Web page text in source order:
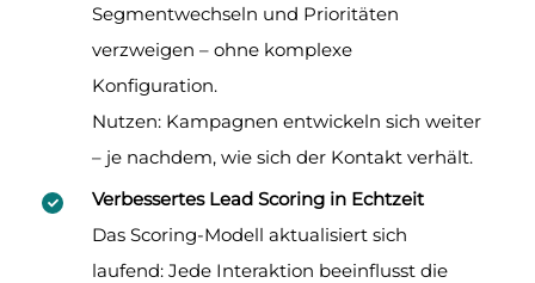
Segmentwechseln und Prioritäten
verzweigen – ohne komplexe
Konfiguration.
Nutzen: Kampagnen entwickeln sich weiter
– je nachdem, wie sich der Kontakt verhält.
Verbessertes Lead Scoring in Echtzeit
Das Scoring-Modell aktualisiert sich
laufend: Jede Interaktion beeinflusst die